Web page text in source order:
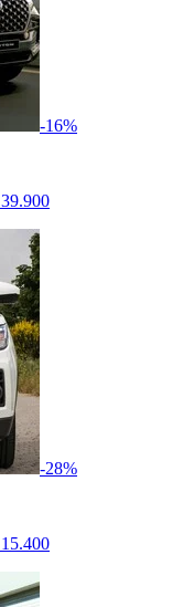
-16%
39.900
-28%
15.400